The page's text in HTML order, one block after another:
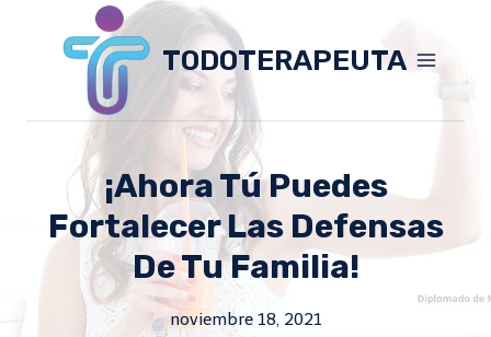
TODOTERAPEUTA
¡Ahora Tú Puedes
Fortalecer Las Defensas
De Tu Familia!
noviembre 18, 2021